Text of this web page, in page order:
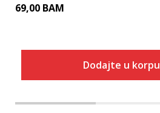
69,00 BAM
Dodajte u korpu